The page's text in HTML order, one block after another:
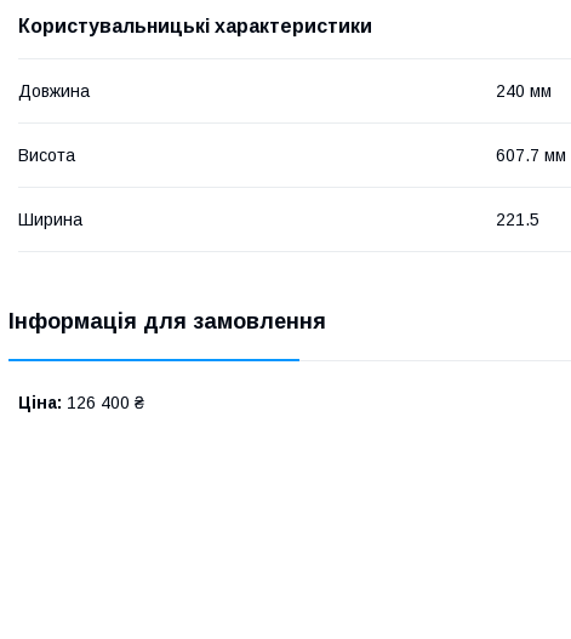
Користувальницькі характеристики
Довжина 240 мм
Висота 607.7 мм
Ширина 221.5
Інформація для замовлення
Ціна: 126 400 ₴